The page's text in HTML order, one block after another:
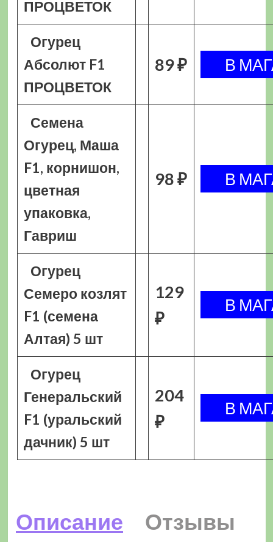
ПРОЦВЕТОК
Огурец
Абсолют F1
ПРОЦВЕТОК
89 ₽
Семена
Огурец, Маша
F1, корнишон,
цветная
упаковка,
Гавриш
98 ₽
Огурец
Семеро козлят
F1 (семена
Алтая) 5 шт
129
₽
Огурец
Генеральский
F1 (уральский
дачник) 5 шт
204
₽
Описание
Отзывы